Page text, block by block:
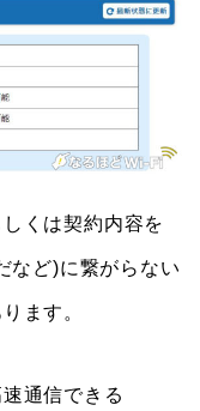
くは契約内容を
など)に繋がらない
ます。
通信できる